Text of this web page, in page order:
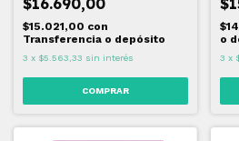
$15.021,00 con
Transferencia o depósito
3 x $5.563,33 sin interés
o
3 x